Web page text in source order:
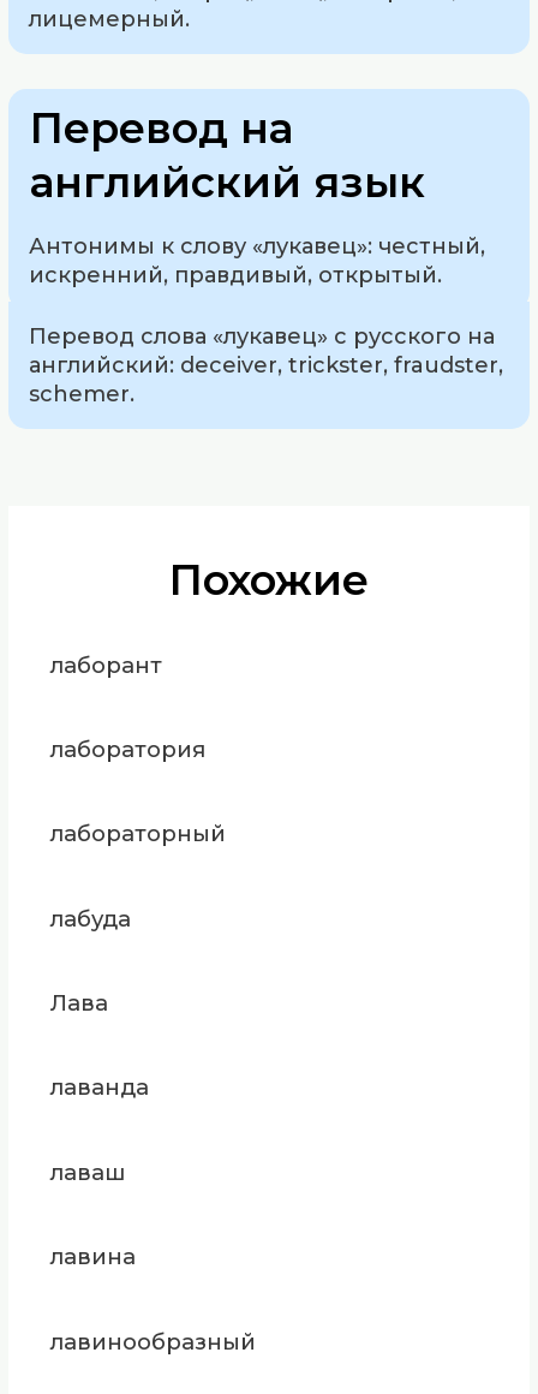
лицемерный.
Перевод на
английский язык
Антонимы к слову «лукавец»: честный,
искренний, правдивый, открытый.
Перевод слова «лукавец» с русского на
английский: deceiver, trickster, fraudster,
schemer.
Похожие
лаборант
лаборатория
лабораторный
лабуда
Лава
лаванда
лаваш
лавина
лавинообразный